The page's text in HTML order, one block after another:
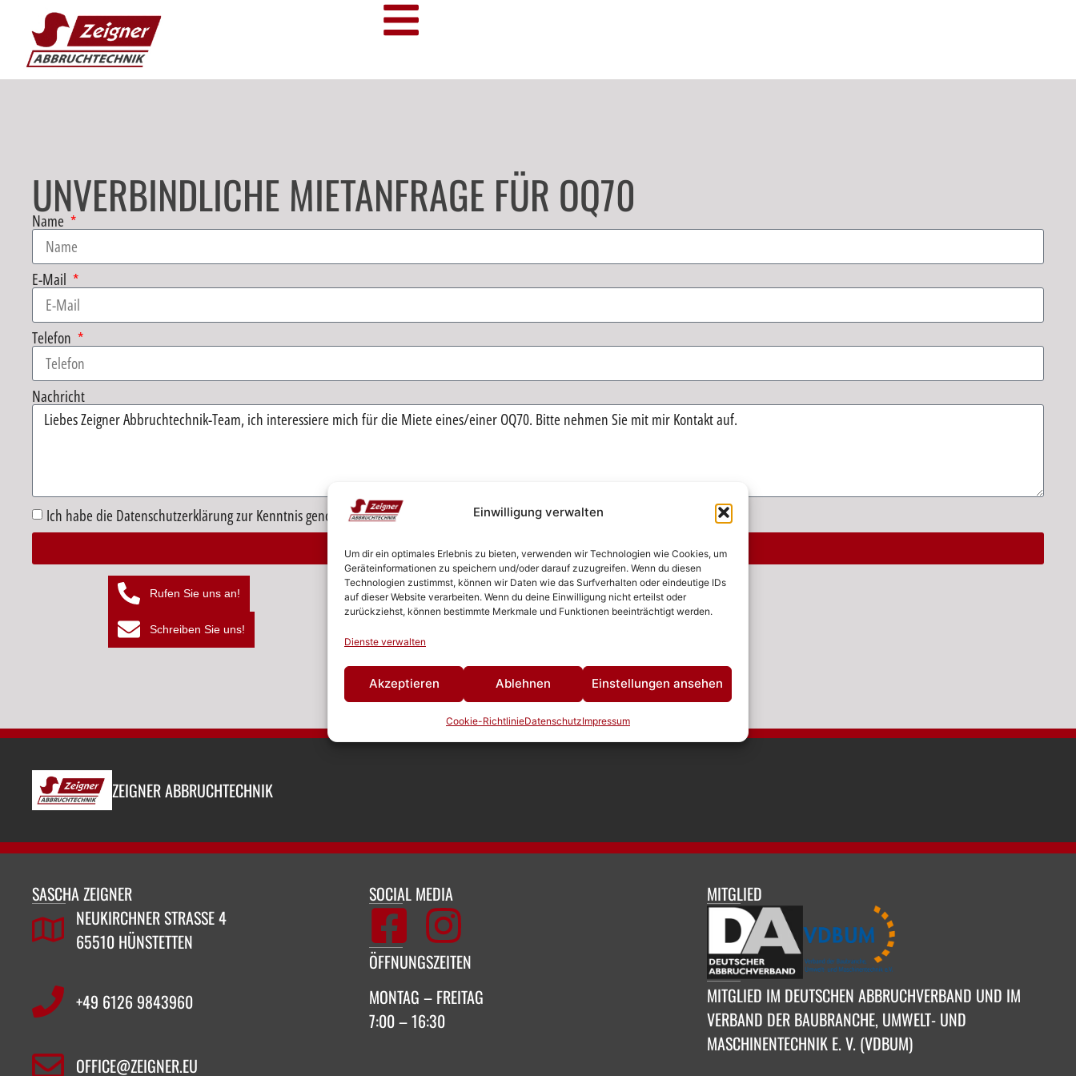
Einwilligung verwalten
Um dir ein optimales Erlebnis zu bieten, verwenden wir Technologien wie Cookies, um
Geräteinformationen zu speichern und/oder darauf zuzugreifen. Wenn du diesen
Technologien zustimmst, können wir Daten wie das Surfverhalten oder eindeutige IDs
auf dieser Website verarbeiten. Wenn du deine Einwilligung nicht erteilst oder
zurückziehst, können bestimmte Merkmale und Funktionen beeinträchtigt werden.
Dienste verwalten
Akzeptieren Ablehnen Einstellungen ansehen
Cookie-RichtlinieDatenschutzImpressum
UNVERBINDLICHE MIETANFRAGE FÜR OQ70
Name
E-Mail
Telefon
Nachricht
Ich habe die Datenschutzerklärung zur Kenntnis genommen.*
SENDEN
ZURÜCK
ZEIGNER ABBRUCHTECHNIK
SASCHA ZEIGNER
NEUKIRCHNER STRASSE 4
65510 HÜNSTETTEN
+49 6126 9843960‬
OFFICE@ZEIGNER.EU
SOCIAL MEDIA
ÖFFNUNGSZEITEN
MONTAG – FREITAG
7:00 – 16:30
MITGLIED
MITGLIED IM DEUTSCHEN ABBRUCHVERBAND UND IM
VERBAND DER BAUBRANCHE, UMWELT- UND
MASCHINENTECHNIK E. V. (VDBUM)
Rufen Sie uns an!
Schreiben Sie uns!